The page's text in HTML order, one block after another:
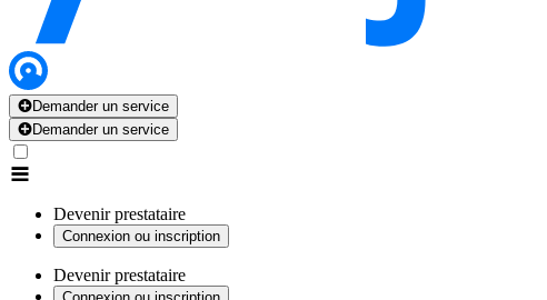
Demander un service
Demander un service
Devenir prestataire
Connexion ou inscription
Devenir prestataire